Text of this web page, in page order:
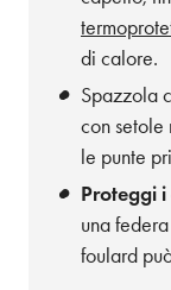
di calore.
Spazzola
con setole
le punte
Proteggi
una
foulard